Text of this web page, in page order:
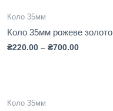
Коло 35мм
Коло 35мм рожеве золото
₴220.00– ₴700.00
Коло 35мм